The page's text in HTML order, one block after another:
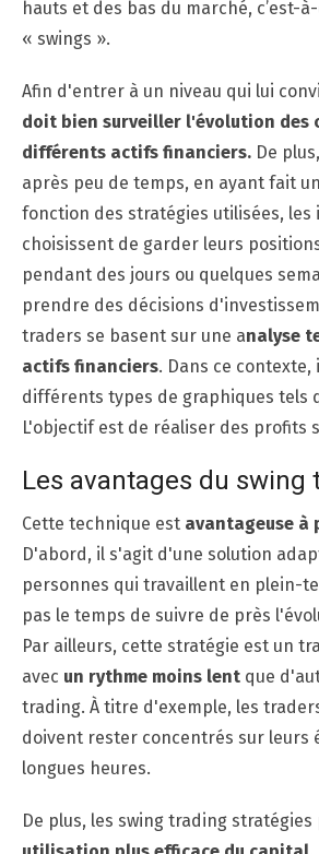
hauts et des bas du marché, c’est-
« swings ».
Afin d'entrer à un niveau qui lui
doit bien surveiller l'évolution des
différents actifs financiers. De
après peu de temps, en ayant fait
fonction des stratégies utilisées, les
choisissent de garder leurs
pendant des jours ou quelques
prendre des décisions
traders se basent sur une analyse
actifs financiers. Dans ce
différents types de graphiques tels
L'objectif est de réaliser des profits
Les avantages du swing
Cette technique est avantageuse à
D'abord, il s'agit d'une solution
personnes qui travaillent en plein-
pas le temps de suivre de près
Par ailleurs, cette stratégie est un
avec un rythme moins lent que
trading. À titre d'exemple, les
doivent rester concentrés sur leurs
longues heures.
De plus, les swing trading